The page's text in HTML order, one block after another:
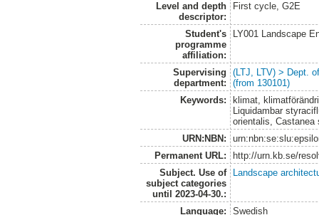
Level and depth
descriptor:
First cycle, G2E
Student's
programme
affiliation:
LY001 Landscape
Supervising
department:
(LTJ, LTV) > Dept.
(from 130101)
Keywords:
klimat,
Liquidambar
orientalis,
URN:NBN:
Permanent URL:
http://urn.kb.se/
Subject. Use of
subject categories
until 2023-04-30.:
Landscape
Language: Swedish